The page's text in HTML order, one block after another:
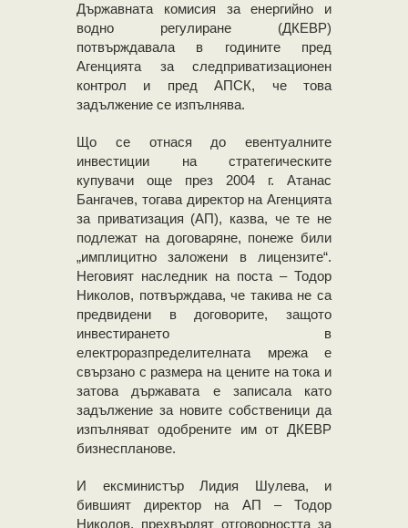
Държавната комисия за енергийно и
водно регулиране (ДКЕВР)
потвърждавала в годините пред
Агенцията за следприватизационен
контрол и пред АПСК, че това
задължение се изпълнява.
Що се отнася до евентуалните
инвестиции на стратегическите
купувачи още през 2004 г. Атанас
Бангачев, тогава директор на Агенцията
за приватизация (АП), казва, че те не
подлежат на договаряне, понеже били
„имплицитно заложени в лицензите“.
Неговият наследник на поста – Тодор
Николов, потвърждава, че такива не са
предвидени в договорите, защото
инвестирането в
електроразпределителната мрежа е
свързано с размера на цените на тока и
затова държавата е записала като
задължение за новите собственици да
изпълняват одобрените им от ДКЕВР
бизнеспланове.
И ексминистър Лидия Шулева, и
бившият директор на АП – Тодор
Николов, прехвърлят отговорността за